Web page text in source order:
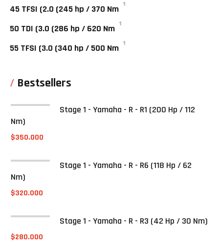
45 TFSI (2.0 (245 hp / 370 Nm 1
50 TDI (3.0 (286 hp / 620 Nm 1
55 TFSI (3.0 (340 hp / 500 Nm 1
Bestsellers
Stage 1 - Yamaha - R - R1 (200 Hp / 112
Nm)
$350.000
Stage 1 - Yamaha - R - R6 (118 Hp / 62
Nm)
$320.000
Stage 1 - Yamaha - R - R3 (42 Hp / 30 Nm)
$280.000